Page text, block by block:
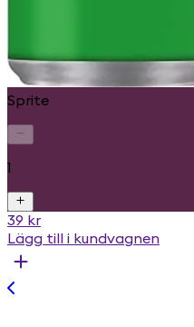
Sprite
1
39 kr
Lägg till i kundvagnen